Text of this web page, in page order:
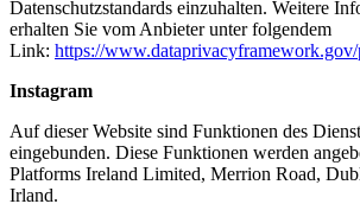
Datenschutzstandards einzuhalten. Weitere
erhalten Sie vom Anbieter unter folgendem
Link: https://
Instagram
Auf dieser Website sind Funktionen des
eingebunden. Diese Funktionen werden
Platforms Ireland Limited, Merrion Road,
Irland.